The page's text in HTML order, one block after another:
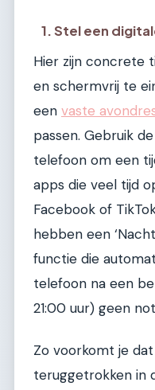
1. Stel een
Hier zijn concrete
en schermvrij te
een vaste
passen. Gebruik
telefoon om een
apps die veel tijd
Facebook of
hebben een
functie die
telefoon na een
21:00 uur) geen
Zo voorkomt je
teruggetrokken in